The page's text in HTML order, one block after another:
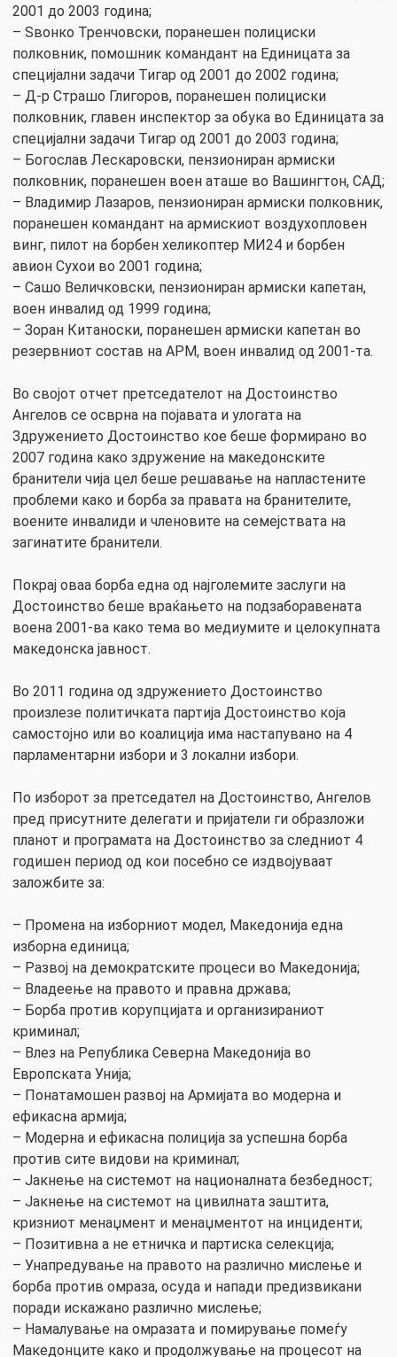
2001 до 2003 година;
– Ѕвонко Тренчовски, поранешен полициски
полковник, помошник командант на Единицата за
специјални задачи Тигар од 2001 до 2002 година;
– Д-р Страшо Глигоров, поранешен полициски
полковник, главен инспектор за обука во Единицата за
специјални задачи Тигар од 2001 до 2003 година;
– Богослав Лескаровски, пензиониран армиски
полковник, поранешен воен аташе во Вашингтон, САД;
– Владимир Лазаров, пензиониран армиски полковник,
поранешен командант на армискиот воздухопловен
винг, пилот на борбен хеликоптер МИ24 и борбен
авион Сухои во 2001 година;
– Сашо Величковски, пензиониран армиски капетан,
воен инвалид од 1999 година;
– Зоран Китаноски, поранешен армиски капетан во
резервниот состав на АРМ, воен инвалид од 2001-та.
Во својот отчет претседателот на Достоинство
Ангелов се осврна на појавата и улогата на
Здружението Достоинство кое беше формирано во
2007 година како здружение на македонските
бранители чија цел беше решавање на напластените
проблеми како и борба за правата на бранителите,
воените инвалиди и членовите на семејствата на
загинатите бранители.
Покрај оваа борба една од најголемите заслуги на
Достоинство беше враќањето на подзаборавената
воена 2001-ва како тема во медиумите и целокупната
македонска јавност.
Во 2011 година од здружението Достоинство
произлезе политичката партија Достоинство која
самостојно или во коалиција има настапувано на 4
парламентарни избори и 3 локални избори.
По изборот за претседател на Достоинство, Ангелов
пред присутните делегати и пријатели ги образложи
планот и програмата на Достоинство за следниот 4
годишен период од кои посебно се издвојуваат
заложбите за:
– Промена на изборниот модел, Македонија една
изборна единица;
– Развој на демократските процеси во Македонија;
– Владеење на правото и правна држава;
– Борба против корупцијата и организираниот
криминал;
– Влез на Република Северна Македонија во
Европската Унија;
– Понатамошен развој на Армијата во модерна и
ефикасна армија;
– Модерна и ефикасна полиција за успешна борба
против сите видови на криминал;
– Јакнење на системот на националната безбедност;
– Јакнење на системот на цивилната заштита,
кризниот менаџмент и менаџментот на инциденти;
– Позитивна а не етничка и партиска селекција;
– Унапредување на правото на различно мислење и
борба против омраза, осуда и напади предизвикани
поради искажано различно мислење;
– Намалување на омразата и помирување помеѓу
Македонците како и продолжување на процесот на